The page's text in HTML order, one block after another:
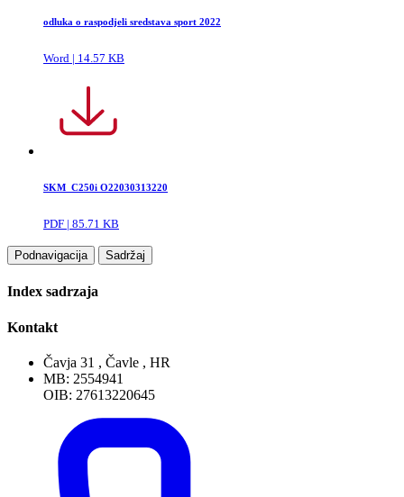
odluka o raspodjeli sredstava sport 2022
Word | 14.57 KB
SKM_C250i O22030313220
PDF | 85.71 KB
Podnavigacija Sadržaj
Index sadrzaja
Kontakt
Čavja 31 , Čavle , HR
MB: 2554941
OIB: 27613220645